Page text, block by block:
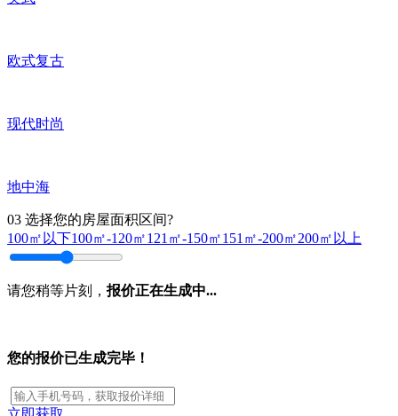
欧式复古
现代时尚
地中海
03 选择您的房屋面积区间?
100㎡以下100㎡-120㎡121㎡-150㎡151㎡-200㎡200㎡以上
请您稍等片刻， 报价正在生成中...
您的报价已生成完毕！